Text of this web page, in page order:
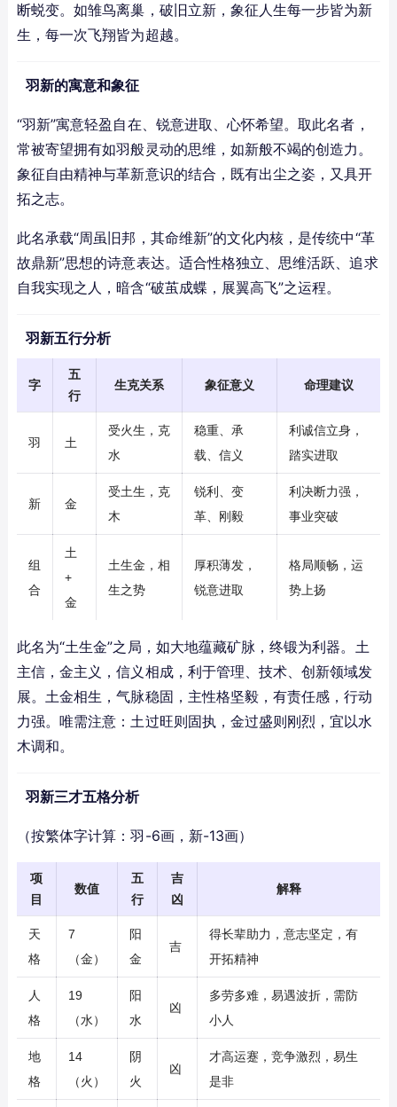
断蜕变。如雏鸟离巢，破旧立新，象征人生每一步皆为新
生，每一次飞翔皆为超越。
羽新的寓意和象征
“羽新”寓意轻盈自在、锐意进取、心怀希望。取此名者，
常被寄望拥有如羽般灵动的思维，如新般不竭的创造力。
象征自由精神与革新意识的结合，既有出尘之姿，又具开
拓之志。
此名承载“周虽旧邦，其命维新”的文化内核，是传统中“革
故鼎新”思想的诗意表达。适合性格独立、思维活跃、追求
自我实现之人，暗含“破茧成蝶，展翼高飞”之运程。
羽新五行分析
字
五
行
生克关系 象征意义 命理建议
羽 土
受火生，克
水
稳重、承
载、信义
利诚信立身，
踏实进取
新 金
受土生，克
木
锐利、变
革、刚毅
利决断力强，
事业突破
组
合
土
+
金
土生金，相
生之势
厚积薄发，
锐意进取
格局顺畅，运
势上扬
此名为“土生金”之局，如大地蕴藏矿脉，终锻为利器。土
主信，金主义，信义相成，利于管理、技术、创新领域发
展。土金相生，气脉稳固，主性格坚毅，有责任感，行动
力强。唯需注意：土过旺则固执，金过盛则刚烈，宜以水
木调和。
羽新三才五格分析
（按繁体字计算：羽-6画，新-13画）
项
目
数值
五
行
吉
凶
解释
天
格
7
（金）
阳
金
吉
得长辈助力，意志坚定，有
开拓精神
人
格
19
（水）
阳
水
凶
多劳多难，易遇波折，需防
小人
地
格
14
（火）
阴
火
凶
才高运蹇，竞争激烈，易生
是非